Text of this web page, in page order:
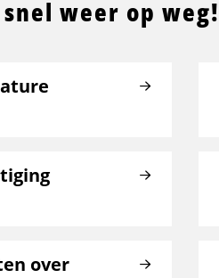
weer op weg!
over